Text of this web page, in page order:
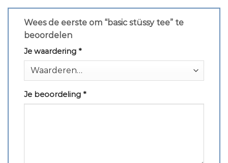
Wees de eerste om “basic stüssy tee” te
beoordelen
Je waardering *
Je beoordeling *